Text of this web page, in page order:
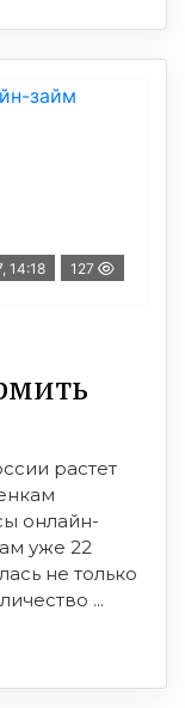
14:18 127
растет
онлайн-
уже 22
не только
...